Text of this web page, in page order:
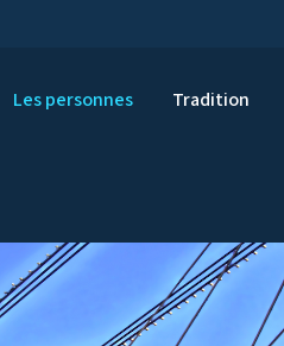
Les personnes Tradition